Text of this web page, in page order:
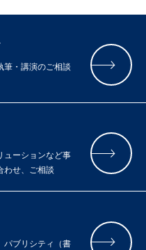
筆・講演のご相談
ューションなど事
わせ、ご相談
パブリシティ（書